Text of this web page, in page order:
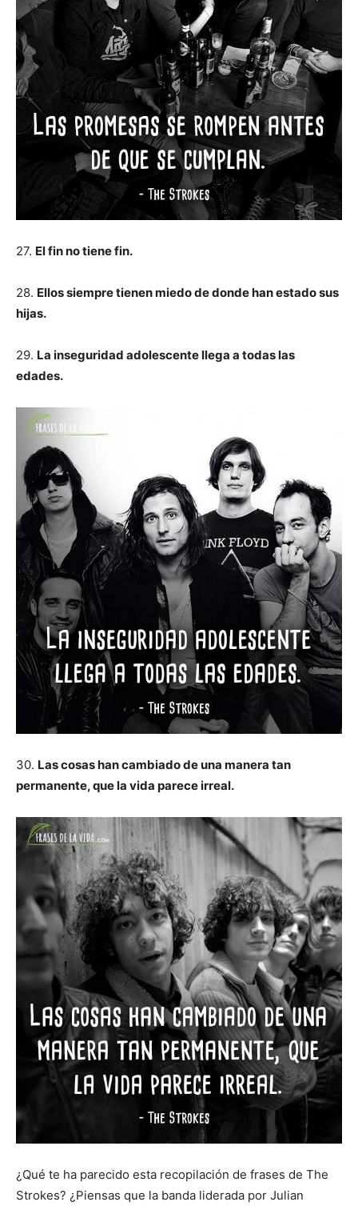
27. El fin no tiene fin.
28. Ellos siempre tienen miedo de donde han estado sus
hijas.
29. La inseguridad adolescente llega a todas las
edades.
30. Las cosas han cambiado de una manera tan
permanente, que la vida parece irreal.
¿Qué te ha parecido esta recopilación de frases de The
Strokes? ¿Piensas que la banda liderada por Julian